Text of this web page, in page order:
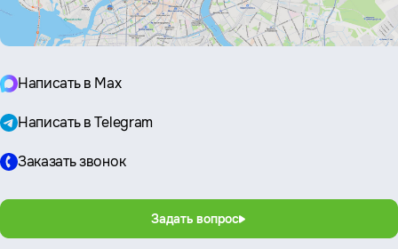
Написать в Max
Написать в Telegram
Заказать звонок
Задать вопрос